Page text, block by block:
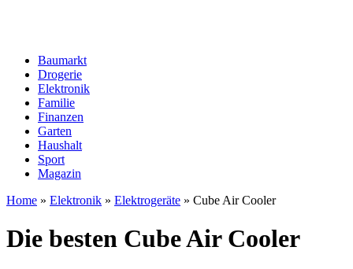
Baumarkt
Drogerie
Elektronik
Familie
Finanzen
Garten
Haushalt
Sport
Magazin
Home » Elektronik » Elektrogeräte » Cube Air Cooler
Die besten Cube Air Cooler